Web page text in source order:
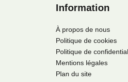
Information
À propos de nous
Politique de cookies
Politique de
Mentions légales
Plan du site